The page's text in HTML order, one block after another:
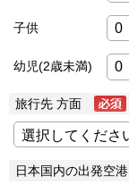
子供
幼児(2歳未満)
旅行先 方面
日本国内の出発空港